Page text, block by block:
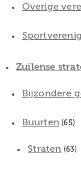
Overige
Zuilense
Bijzondere
Buurten (65)
Straten (63)